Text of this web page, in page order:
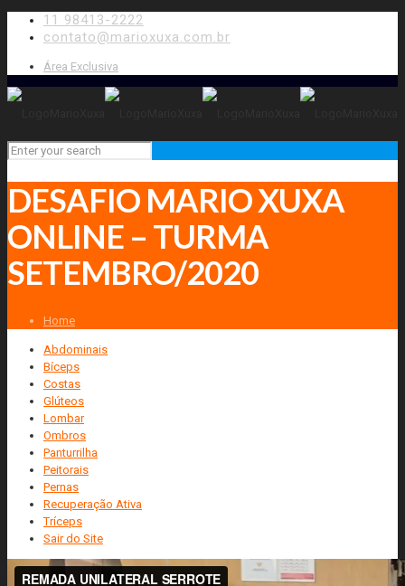
11 98413-2222
contato@marioxuxa.com.br
Área Exclusiva
DESAFIO MARIO XUXA
ONLINE – TURMA
SETEMBRO/2020
Home
Abdominais
Bíceps
Costas
Glúteos
Lombar
Ombros
Panturrilha
Peitorais
Pernas
Recuperação Ativa
Tríceps
Sair do Site